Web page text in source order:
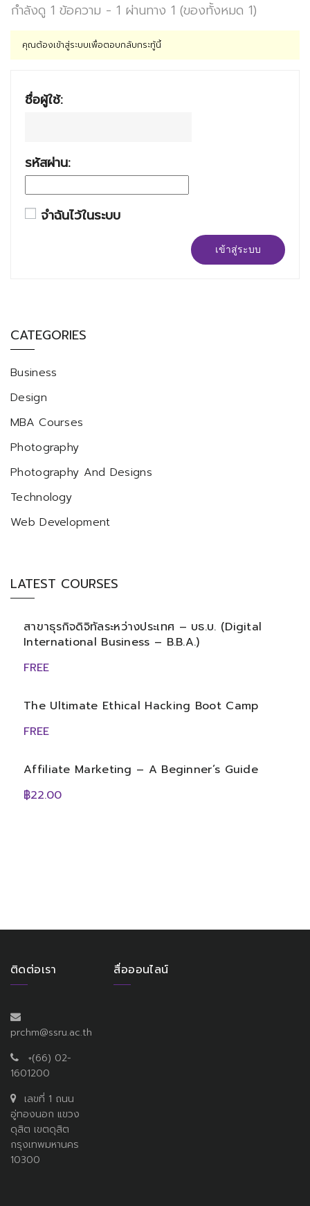
กำลังดู 1 ข้อความ - 1 ผ่านทาง 1 (ของทั้งหมด 1)
คุณต้องเข้าสู่ระบบเพื่อตอบกลับกระทู้นี้
ชื่อผู้ใช้:
รหัสผ่าน:
จำฉันไว้ในระบบ
เข้าสู่ระบบ
CATEGORIES
Business
Design
MBA Courses
Photography
Photography And Designs
Technology
Web Development
LATEST COURSES
สาขาธุรกิจดิจิทัลระหว่างประเทศ – บธ.บ. (Digital
International Business – B.B.A.)
FREE
The Ultimate Ethical Hacking Boot Camp
FREE
Affiliate Marketing – A Beginner’s Guide
฿22.00
ติดต่อเรา
prchm@ssru.ac.th
+(66) 02-
1601200
เลขที่ 1 ถนน
อู่ทองนอก แขวง
ดุสิต เขตดุสิต
กรุงเทพมหานคร
10300
สื่อออนไลน์